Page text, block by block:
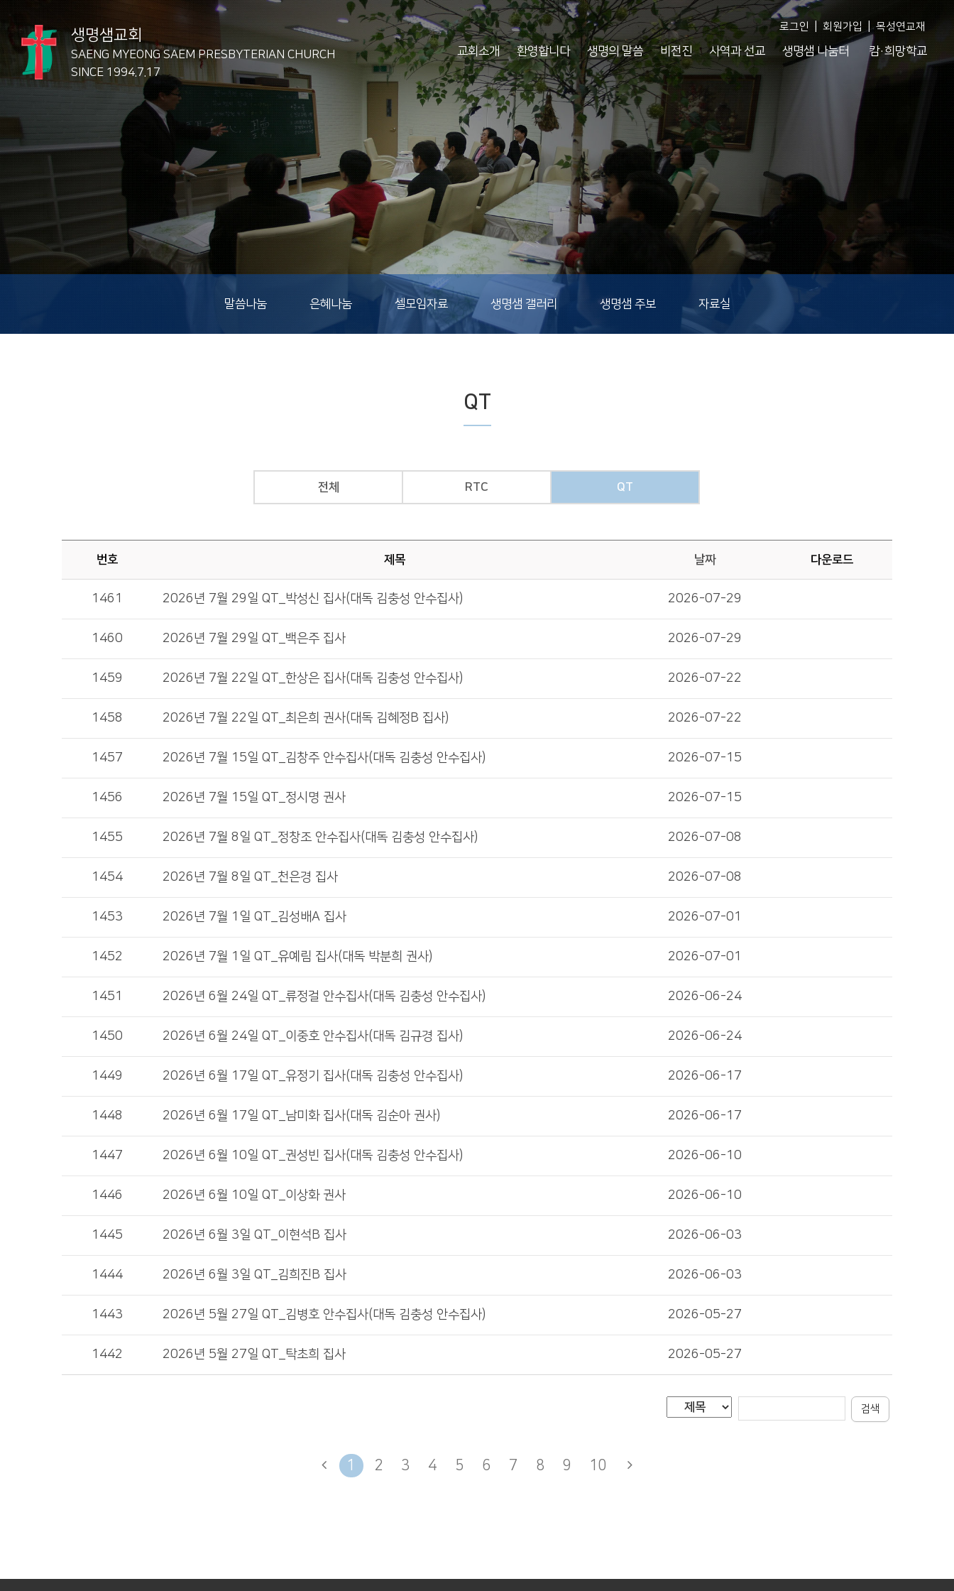
생명샘교회
SAENG MYEONG SAEMPRESBYTERIAN CHURCH
SINCE 1994.7.17
교회소개 환영합니다 생명의 말씀 비전진 사역과 선교 생명샘 나눔터 캄·희망학교
로그인 회원가입 | 목성연교재
말씀나눔 은혜나눔 셀모임자료 생명샘 갤러리 생명샘 주보 자료실
QT
전체 RTC QT
번호 제목 날짜 다운로드
1461 2026년 7월 29일 QT_박성신 집사(대독 김충성 안수집사) 2026-07-29
1460 2026년 7월 29일 QT_백은주 집사 2026-07-29
1459 2026년 7월 22일 QT_한상은 집사(대독 김충성 안수집사) 2026-07-22
1458 2026년 7월 22일 QT_최은희 권사(대독 김혜정B 집사) 2026-07-22
1457 2026년 7월 15일 QT_김창주 안수집사(대독 김충성 안수집사) 2026-07-15
1456 2026년 7월 15일 QT_정시명 권사 2026-07-15
1455 2026년 7월 8일 QT_정창조 안수집사(대독 김충성 안수집사) 2026-07-08
1454 2026년 7월 8일 QT_천은경 집사 2026-07-08
1453 2026년 7월 1일 QT_김성배A 집사 2026-07-01
1452 2026년 7월 1일 QT_유예림 집사(대독 박분희 권사) 2026-07-01
1451 2026년 6월 24일 QT_류정걸 안수집사(대독 김충성 안수집사) 2026-06-24
1450 2026년 6월 24일 QT_이중호 안수집사(대독 김규경 집사) 2026-06-24
1449 2026년 6월 17일 QT_유정기 집사(대독 김충성 안수집사) 2026-06-17
1448 2026년 6월 17일 QT_남미화 집사(대독 김순아 권사) 2026-06-17
1447 2026년 6월 10일 QT_권성빈 집사(대독 김충성 안수집사) 2026-06-10
1446 2026년 6월 10일 QT_이상화 권사 2026-06-10
1445 2026년 6월 3일 QT_이현석B 집사 2026-06-03
1444 2026년 6월 3일 QT_김희진B 집사 2026-06-03
1443 2026년 5월 27일 QT_김병호 안수집사(대독 김충성 안수집사) 2026-05-27
1442 2026년 5월 27일 QT_탁초희 집사 2026-05-27
검색
1 2 3 4 5 6 7 8 9 10